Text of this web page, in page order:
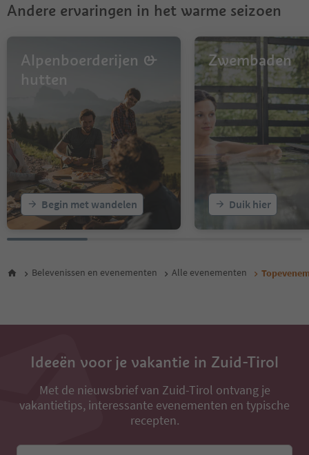
Andere ervaringen in het warme seizoen
Alpenboerderijen &
hutten
Begin met wandelen
Zwembaden
Duik hier
Belevenissen en evenementen Alle evenementen
Ideeën voor je vakantie in Zuid-Tirol
Met de nieuwsbrief van Zuid-Tirol ontvang je
vakantietips, interessante evenementen en typische
recepten.